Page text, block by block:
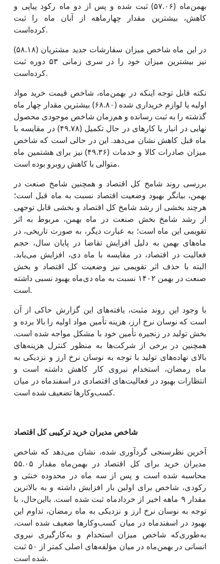
بهمن‌ماه (۵۷.۰۶) ثبت شده و پس از دو ماه رکود پیاپی و
کاهش، بیشترین مقدار چهارماهه از آبان ماه را ثبت
کرده‌است.
در این ماه شاخص میزان سفارشات جدید مشتریان (۵۸.۱۸)
نیز بیشترین میزان خود را در سری زمانی ۵۳ دوره ثبت
کرده‌است.
نکته قابل توجه اینکه در بهمن‌ماه، شاخص قیمت خرید مواد
اولیه یا لوازم خریداری شده (۶۸.۸۰) بیشترین مقدار چهار ماه
گذشته را به ثبت رسانده و هم‌زمان شاخص موجودی محصول
نهایی در انبار یا کارهای در حال تکمیل (۴۹.۷۸) در مقایسه با
ماه قبل کاهش نشان می‌دهد. این در حالی است که شاخص
میزان صادرات کالا و خدمات (۴۹.۳۶) نیز برای هشتمین ماه
متوالی با کاهش روبرو بوده است.
بررسی روند شامخ کل اقتصاد و همچنین شامخ صنعت در
بهمن، بیانگر بهبود وضعیت اقتصاد نسبت به ماه قبل است؛
هرچند بخشی از رشد شامخ کل اقتصاد و بخشی قابل توجهی
از رشد شامخ بخش صنعت در ماه بهمن، مربوط به اثر
تقویمی این ماه است؛ به عبارت دیگر، به صورت تاریخی، در
ماه‌های بهمن به دلیل افزایش تقاضا در پایان سال، حجم
فعالیت در اقتصاد، در مقایسه با ماه دی، افزایش می‌یابد.
البته با حذف اثر تقویمی نیز وضعیت کل اقتصاد و بخش
صنعت در بهمن ۱۴۰۲ نسبت به ماه دی‌ماه بهبود نسبی داشته
است.
با وجود این روند مثبت، یافته‌های این گزارش حاکی از آن
است که نوسان نرخ ارز، هزینه تأمین مواد اولیه را بالا برده و
بخش تولید در زنجیره تأمین خود با مشکل مواجه شده است.
همچنین در برخی از شرکت‌ها به منظور کنترل هزینه‌های
بالای نهاده‌های تولید با توجه به نوسان نرخ ارز و نزدیکی به
ماه رمضان، استخدام نیروی کار کاهش داشته است و
انتظارات بهبود در فعالیت‌های اقتصادی در اسفندماه در میان
کسب‌وکارها تضعیف شده است.
شاخص مدیران خرید ترکیبی کل اقتصاد
آخرین نظرسنجی گردآوری شده، نشان می‌دهد که شاخص
مدیران خرید برای کل اقتصاد در بهمن‌ماه مقدار ۵۵.۰۵
محاسبه شده است و پس از سه ماه در محدوده خنثی و
رکودی، شاخص برای اولین بار افزایش داشته و به بالاترین
مقدار ۹ ماهه اخیر از خردادماه ثبت شده است. بااین‌حال، با
توجه به نوسان نرخ ارز و نزدیکی به ماه رمضان، تداوم این
بهبود در اسفندماه در میان کسب‌وکارها ضعیف شده است،
به‌طوری‌که شاخص میزان استخدام و به‌کارگیری نیروی
انسانی در بهمن‌ماه در میان مؤلفه‌های اصلی کمتر از ۵۰ ثبت
شده است.